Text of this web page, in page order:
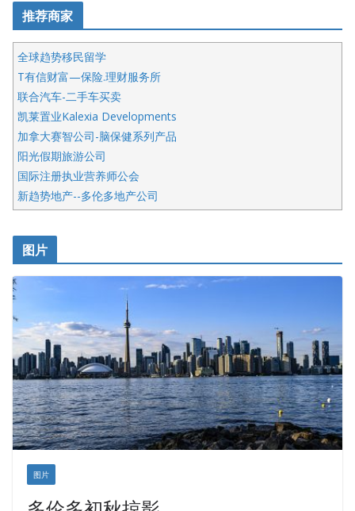
推荐商家
全球趋势移民留学
T有信财富—保险.理财服务所
联合汽车-二手车买卖
凯莱置业Kalexia Developments
加拿大赛智公司-脑保健系列产品
阳光假期旅游公司
国际注册执业营养师公会
新趋势地产--多伦多地产公司
开明车行KS CAR SALES & SERVICE
健健宝公司
皇后金融集团
正点印艺设计
图片
图片